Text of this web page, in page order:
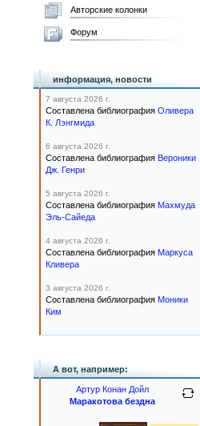
Авторские колонки
Форум
информация, новости
7 августа 2026 г.
Составлена библиография Оливера
К. Лэнгмида
6 августа 2026 г.
Составлена библиография Вероники
Дж. Генри
5 августа 2026 г.
Составлена библиография Махмуда
Эль-Сайеда
4 августа 2026 г.
Составлена библиография Маркуса
Кливера
3 августа 2026 г.
Составлена библиография Моники
Ким
А вот, например:
Артур Конан Дойл
Маракотова бездна